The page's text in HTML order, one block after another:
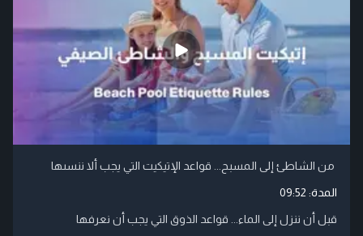
من الشاطئ إلى المسبح... قواعد الإتيكيت التي يجب ألا ننسىها
المدة: 09:52
قبل أن ننزل إلى الماء... قواعد الذوق التي يجب أن نعرفها